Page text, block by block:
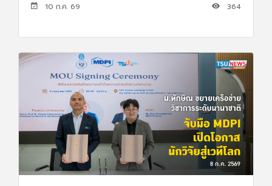
10 ก.ค. 69 364